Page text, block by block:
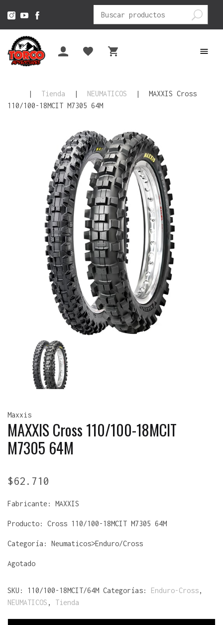
Buscar
por:
| Tienda | NEUMATICOS |
MAXXIS Cross
110/100-18MCIT M7305 64M
Maxxis
MAXXIS Cross 110/100-18MCIT
M7305 64M
$62.710
Fabricante: MAXXIS
Producto: Cross 110/100-18MCIT M7305 64M
Categoría: Neumaticos>Enduro/Cross
Agotado
SKU: 110/100-18MCIT/64M Categorías: Enduro-Cross,
NEUMATICOS , Tienda